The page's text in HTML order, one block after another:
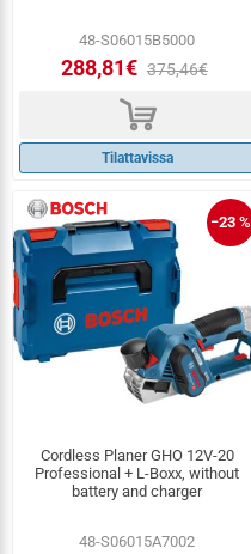
48-S06015B5000
288,81€ 375,46€
d
Tilattavissa
−23 %
Cordless Planer GHO 12V-20
Professional + L-Boxx, without
battery and charger
48-S06015A7002